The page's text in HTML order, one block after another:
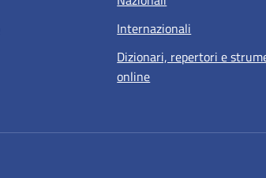
Internazionali
Dizionari, repertori e
online